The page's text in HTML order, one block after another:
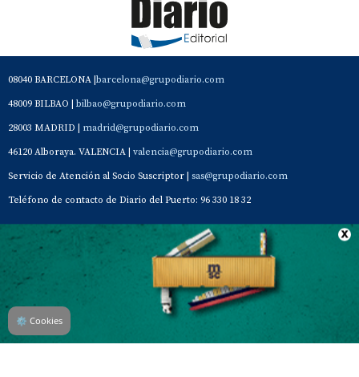
08040 BARCELONA | barcelona@grupodiario.com
48009 BILBAO | bilbao@grupodiario.com
28003 MADRID | madrid@grupodiario.com
46120 Alboraya. VALENCIA | valencia@grupodiario.com
Servicio de Atención al Socio Suscriptor | sas@grupodiario.com
Teléfono de contacto de Diario del Puerto: 96 330 18 32
Contacto Aviso Legal Quiénes somos Política de privacidad
⚙ Cookies